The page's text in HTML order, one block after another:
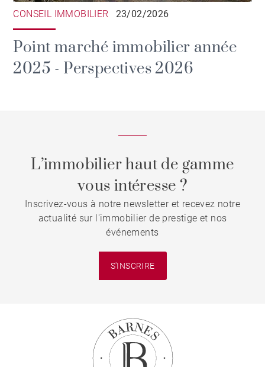
CONSEIL IMMOBILIER 23/02/2026
Point marché immobilier année
2025 - Perspectives 2026
L’immobilier haut de gamme
vous intéresse ?
Inscrivez-vous à notre newsletter et recevez notre
actualité sur l'immobilier de prestige et nos
événements
S'INSCRIRE